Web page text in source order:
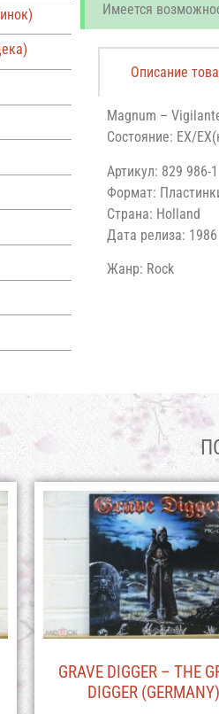
Имеется
Описание
Magnum –
Состояние: EX/
Артикул: 829 986-1
Формат:
Страна: Holland
Дата релиза: 1986
Жанр: Rock
GRAVE DIGGER – THE
DIGGER (GERMANY)